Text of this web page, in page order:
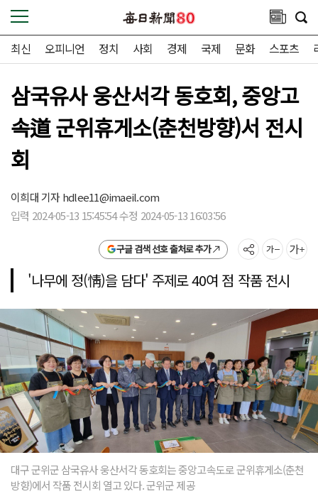
최신 오피니언 정치 사회 경제 국제 문화 스포츠
삼국유사 웅산서각 동호회, 중앙고
속道 군위휴게소(춘천방향)서 전시
회
이희대 기자hdlee11@imaeil.com
입력 2024-05-13 15:45:54 수정 2024-05-13 16:03:56
구글 검색 선호 출처로 추가
'나무에 정(情)을 담다' 주제로 40여 점 작품 전시
대구 군위군 삼국유사 웅산서각 동호회는 중앙고속도로 군위휴게소(춘천
방향)에서 작품 전시회 열고 있다. 군위군 제공